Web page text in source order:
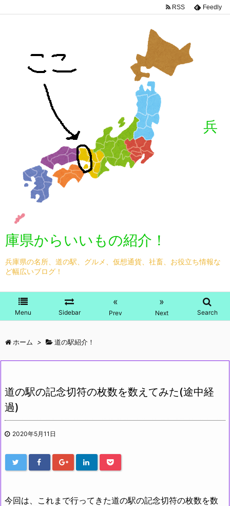
兵
庫県からいいもの紹介！
兵庫県の名所、道の駅、グルメ、仮想通貨、社畜、お役立ち情報な
ど幅広いブログ！
Menu Sidebar
«
Prev
»
Next Search
RSS Feedly
ホーム > 道の駅紹介！
道の駅の記念切符の枚数を数えてみた(途中経
過)
2020年5月11日
今回は、これまで行ってきた道の駅の記念切符の枚数を数